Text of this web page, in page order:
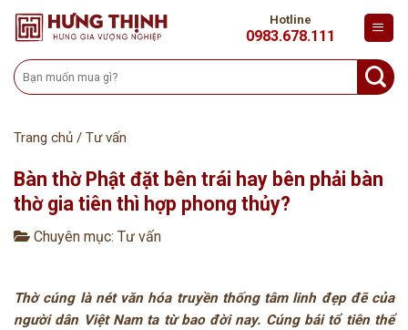
Skip
Hotline
0983.678.111
Tìm
kiếm:
Trang chủ / Tư vấn
Bàn thờ Phật đặt bên trái hay bên phải bàn
thờ gia tiên thì hợp phong thủy?
Chuyên mục: Tư vấn
Thờ cúng là nét văn hóa truyền thống tâm linh đẹp đẽ của
người dân Việt Nam ta từ bao đời nay. Cúng bái tổ tiên thể